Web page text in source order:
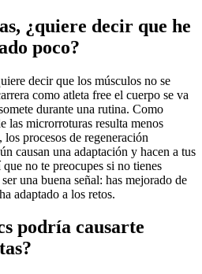
¿quiere decir que he
poco?
decir que los músculos no se
como atleta free el cuerpo se va
durante una rutina. Como
las microrroturas resulta menos
procesos de regeneración
causan una adaptación y hacen a tus
no te preocupes si no tienes
una buena señal: has mejorado de
adaptado a los retos.
podría causarte